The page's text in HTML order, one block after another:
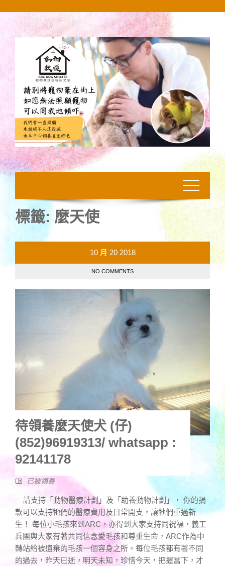
標籤: 麼天使
10 月 20 2018
NO COMMENTS
待領養麼天使犬 (仔)
(852)96919313/ whatsapp :
92141178
已被領養
請支持「動物醫療計劃」及「助養動物計劃」， 你的捐
款可以支持牠們的醫療費用及日常開支，讓牠們重過新
生！ 每位小毛孩來到ARC，亦得到大家支持同祝福，義工
兵團與大家有著共同信念愛毛孩和尊重生命，ARC作為中
轉站給被遺棄的毛孩一個容身之所。每位毛孩都有著不同
的過去，昨天已逝，明天未知，珍惜今天，把握當下，才